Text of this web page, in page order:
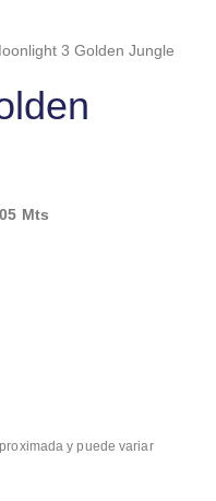
3 Golden Jungle
Mts
y puede variar